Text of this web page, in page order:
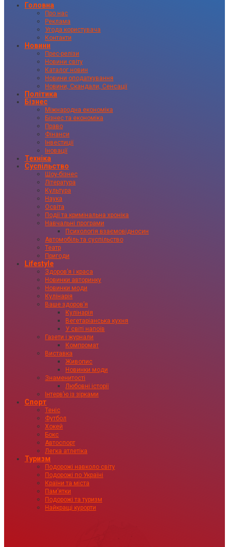
Головна
Про нас
Реклама
Угода користувача
Контакти
Новини
Прес-релізи
Новини світу
Каталог новин
Новини оподаткування
Новини, Скандали, Сенсації
Політика
Бізнес
Міжнародна економіка
Бізнес та економіка
Право
Фінанси
Інвестиції
Іновації
Техніка
Суспільство
Шоу-бізнес
Література
Культура
Наука
Освіта
Події та кримінальна хроніка
Навчальні програми
Психологія взаємовідносин
Автомобіль та суспільство
Театр
Пригоди
Lifestyle
Здоровʼя і краса
Новинки авторинку
Новинки моди
Кулінарія
Ваше здоровʼя
Кулінарія
Вегетаріанська кухня
У світі напоїв
Газети і журнали
Компромат
Виставка
Живопис
Новинки моди
Знаменитості
Любовні історії
Інтервʼю із зірками
Спорт
Теніс
Футбол
Хокей
Бокс
Автоспорт
Легка атлетіка
Туризм
Подорожі навколо світу
Подорожі по Україні
Країни та міста
Пам’ятки
Подорожі та туризм
Найкращі курорти